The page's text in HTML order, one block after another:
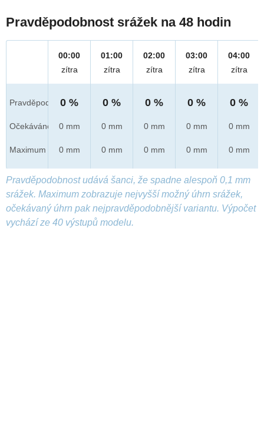
Pravděpodobnost srážek na 48 hodin
Pravděpod.
Očekáváno
Maximum
00:00
zítra
0 %
0 mm
0 mm
01:00
zítra
0 %
0 mm
0 mm
02:00
zítra
0 %
0 mm
0 mm
03:00
zítra
0 %
0 mm
0 mm
04:00
zítra
0 %
0 mm
0 mm
Pravděpodobnost udává šanci, že spadne alespoň 0,1 mm
srážek. Maximum zobrazuje nejvyšší možný úhrn srážek,
očekávaný úhrn pak nejpravděpodobnější variantu. Výpočet
vychází ze 40 výstupů modelu.